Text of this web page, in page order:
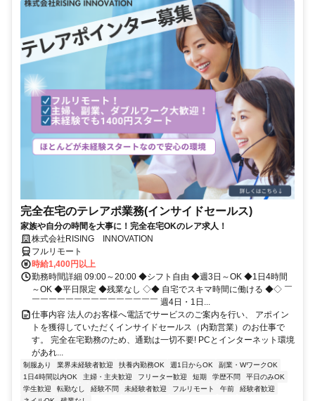
完全在宅のテレアポ業務(インサイドセールス)
家族や自分の時間を大事に！完全在宅OKのレア求人！
株式会社RISING INNOVATION
フルリモート
時給1,400円以上
勤務時間詳細 09:00～20:00 ◆シフト自由 ◆週3日～OK ◆1日4時間
～OK ◆平日限定 ◆残業なし ◇◆ 自宅でスキマ時間に働ける ◆◇ ￣
￣￣￣￣￣￣￣￣￣￣￣￣￣￣￣ 週4日・1日...
仕事内容 法人のお客様へ電話でサービスのご案内を行い、 アポイン
トを獲得していただくインサイドセールス（内勤営業）のお仕事で
す。 完全在宅勤務のため、通勤は一切不要! PCとインターネット環境
があれ...
制服あり 業界未経験者歓迎 扶養内勤務OK 週1日からOK
副業・WワークOK
1日4時間以内OK
主婦・主夫歓迎 フリーター歓迎 短期 学歴不問
平日のみOK
学生歓迎
転勤なし 経験不問 未経験者歓迎 フルリモート 午前
経験者歓迎